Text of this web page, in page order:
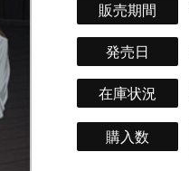
販売期間
発売日
在庫状況
購入数